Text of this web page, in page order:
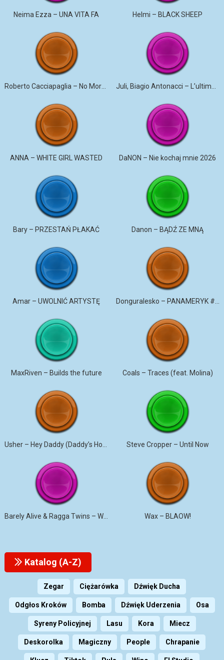
Neima Ezza – UNA VITA FA Helmi – BLACK SHEEP
Roberto Cacciapaglia – No More Violence
ANNA – WHITE GIRL WASTED DaNON – Nie kochaj mnie 2026
Bary – PRZESTAŃ PŁAKAĆ Danon – BĄDŹ ZE MNĄ
Amar – UWOLNIĆ ARTYSTĘ
MaxRiven – Builds the future Coals – Traces (feat. Molina)
Steve Cropper – Until Now
Barely Alive & Ragga Twins – We Set It Wax – BLAOW!
Katalog (A-Z)
Zegar Ciężarówka Dźwięk Ducha
Odgłos Kroków Bomba Dźwięk Uderzenia Osa
Syreny Policyjnej Lasu Kora Miecz
Deskorolka Magiczny People Chrapanie